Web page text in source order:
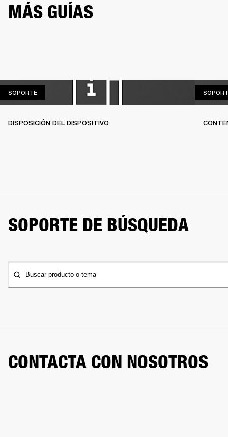
MÁS GUÍAS
SOPORTESOPORTE
DISPOSICIÓN DEL DISPOSITIVO
SOPORTE DE BÚSQUEDA
Buscar producto o tema
CONTACTA CON NOSOTROS